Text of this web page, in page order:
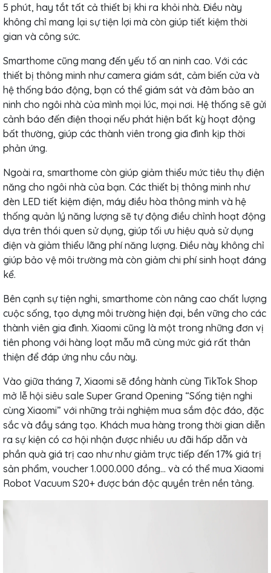
5 phút, hay tắt tất cả thiết bị khi ra khỏi nhà. Điều này
không chỉ mang lại sự tiện lợi mà còn giúp tiết kiệm thời
gian và công sức.
Smarthome cũng mang đến yếu tố an ninh cao. Với các
thiết bị thông minh như camera giám sát, cảm biến cửa và
hệ thống báo động, bạn có thể giám sát và đảm bảo an
ninh cho ngôi nhà của mình mọi lúc, mọi nơi. Hệ thống sẽ gửi
cảnh báo đến điện thoại nếu phát hiện bất kỳ hoạt động
bất thường, giúp các thành viên trong gia đình kịp thời
phản ứng.
Ngoài ra, smarthome còn giúp giảm thiểu mức tiêu thụ điện
năng cho ngôi nhà của bạn. Các thiết bị thông minh như
đèn LED tiết kiệm điện, máy điều hòa thông minh và hệ
thống quản lý năng lượng sẽ tự động điều chỉnh hoạt động
dựa trên thói quen sử dụng, giúp tối ưu hiệu quả sử dụng
điện và giảm thiểu lãng phí năng lượng. Điều này không chỉ
giúp bảo vệ môi trường mà còn giảm chi phí sinh hoạt đáng
kể.
Bên cạnh sự tiện nghi, smarthome còn nâng cao chất lượng
cuộc sống, tạo dựng môi trường hiện đại, bền vững cho các
thành viên gia đình. Xiaomi cũng là một trong những đơn vị
tiên phong với hàng loạt mẫu mã cùng mức giá rất thân
thiện để đáp ứng nhu cầu này.
Vào giữa tháng 7, Xiaomi sẽ đồng hành cùng TikTok Shop
mở lễ hội siêu sale Super Grand Opening “Sống tiện nghi
cùng Xiaomi” với những trải nghiệm mua sắm độc đáo, đặc
sắc và đầy sáng tạo. Khách mua hàng trong thời gian diễn
ra sự kiện có cơ hội nhận được nhiều ưu đãi hấp dẫn và
phần quà giá trị cao như như giảm trực tiếp đến 17% giá trị
sản phẩm, voucher 1.000.000 đồng… và có thể mua Xiaomi
Robot Vacuum S20+ được bán độc quyền trên nền tảng.